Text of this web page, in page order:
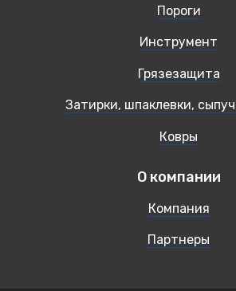
Пороги
Инструмент
Грязезащита
Затирки, шпаклевки,
Ковры
О компании
Компания
Партнеры